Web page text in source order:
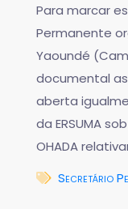
Para marcar
Permanente
Yaoundé
documental
aberta
da ERSUMA
OHADA
Secretário